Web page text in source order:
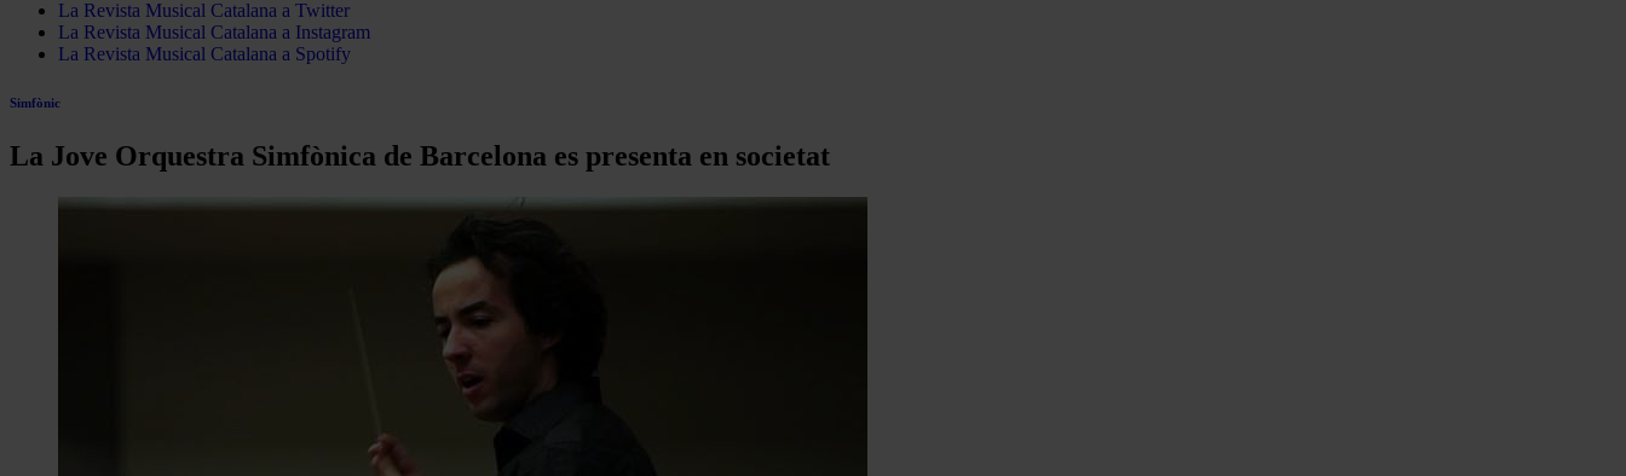
La Revista Musical Catalana a Twitter
La Revista Musical Catalana a Instagram
La Revista Musical Catalana a Spotify
Simfònic
La Jove Orquestra Simfònica de Barcelona es presenta en societat